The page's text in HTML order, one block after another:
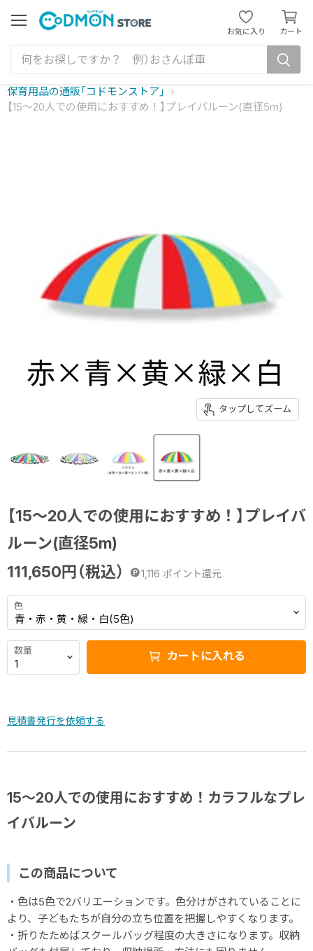
ュ
ー
お気に入り カート
カ
ー
ト
見
保育用品の通販「コドモンストア」
【15～20人での使用におすすめ！】プレイバルーン(直径5m)
タップしてズーム
【15～20人での使用におすすめ！】プレイバ
ルーン(直径5m)
111,650円（税込） 1,116 ポイント還元
色
数量 カートに入れる
見積書発行を依頼する
15～20人での使用におすすめ！カラフルなプレ
イバルーン
この商品について
・色は5色で2バリエーションです。色分けがされていることに
より、子どもたちが自分の立ち位置を把握しやすくなります。
・折りたためばスクールバッグ程度の大きさになります。収納